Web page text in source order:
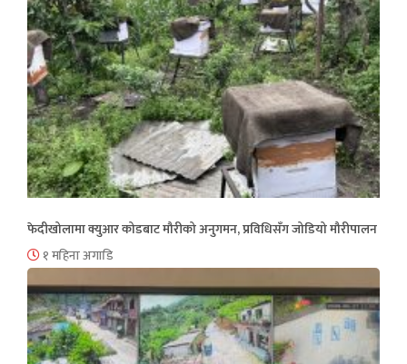
फेदीखोलामा क्युआर कोडबाट मौरीको अनुगमन, प्रविधिसँग जोडियो मौरीपालन
१ महिना अगाडि